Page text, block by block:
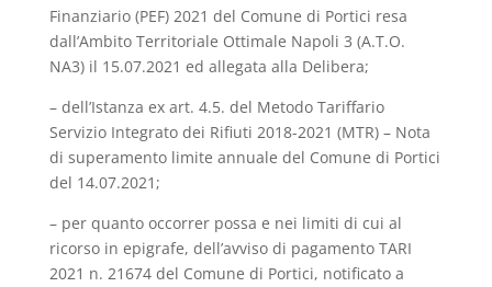
Finanziario (PEF) 2021 del Comune di Portici resa
dall’Ambito Territoriale Ottimale Napoli 3 (A.T.O.
NA3) il 15.07.2021 ed allegata alla Delibera;
– dell’Istanza ex art. 4.5. del Metodo Tariffario
Servizio Integrato dei Rifiuti 2018-2021 (MTR) – Nota
di superamento limite annuale del Comune di Portici
del 14.07.2021;
– per quanto occorrer possa e nei limiti di cui al
ricorso in epigrafe, dell’avviso di pagamento TARI
2021 n. 21674 del Comune di Portici, notificato a